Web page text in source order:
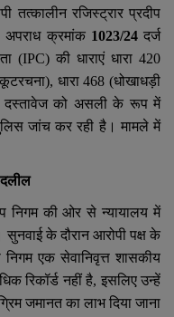
तत्कालीन रजिस्ट्रार प्रदीप
अपराध क्रमांक 1023/24 दर्ज
(IPC) की धाराएं धारा 420
धारा468(धोखाधड़ी
दस्तावेज को असली के रूप में
जांच कर रही है। मामले में
निगम की ओर से न्यायालय में
के दौरान आरोपी पक्ष के
एक सेवानिवृत्त शासकीय
रिकॉर्ड नहीं है, इसलिए उन्हें
जमानत का लाभ दिया जाना